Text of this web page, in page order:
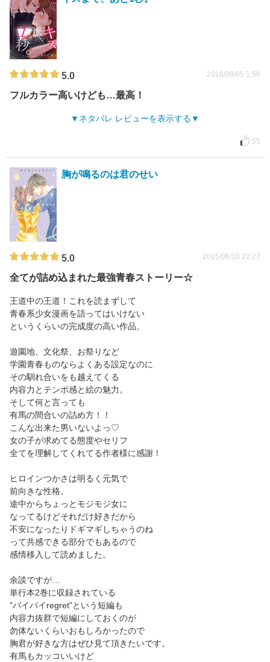
5.0 2016/09/05 1:56
フルカラー高いけども…最高！
ネタバレ レビューを表示する
55
胸が鳴るのは君のせい
5.0 2015/06/10 22:27
全てが詰め込まれた最強青春ストーリー☆
王道中の王道！これを読まずして
青春系少女漫画を語ってはいけない
というくらいの完成度の高い作品。
遊園地、文化祭、お祭りなど
学園青春ものならよくある設定なのに
その馴れ合いをも越えてくる
内容力とテンポ感と絵の魅力。
そして何と言っても
有馬の間合いの詰め方！！
こんな出来た男いないよっ♡
女の子が求めてる態度やセリフ
全てを理解してくれてる作者様に感謝！
ヒロインつかさは明るく元気で
前向きな性格。
途中からちょっとモジモジ女に
なってるけどそれだけ好きだから
不安になったりドギマギしちゃうのね
って共感できる部分でもあるので
感情移入して読めました。
余談ですが…
単行本2巻に収録されている
"バイバイregret"という短編も
内容力抜群で短編にしておくのが
勿体ないくらいおもしろかったので
胸君が好きな方はぜひ見て頂きたいです。
有馬もカッコいいけど